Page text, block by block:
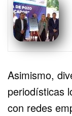
Asimismo,
periodísticas
con redes